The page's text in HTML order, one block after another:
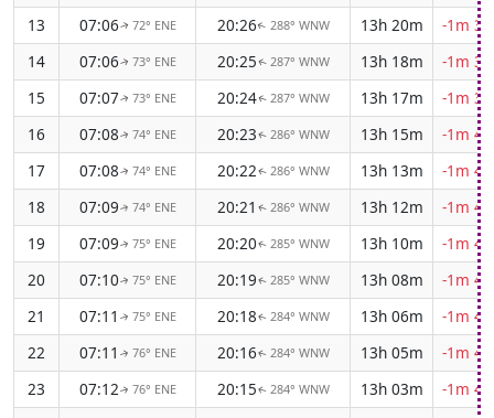
13
07:06↑ 72° ENE 20:26↑ 288° WNW 13h 20m
-1m
14
07:06↑ 73° ENE 20:25↑ 287° WNW 13h 18m
-1m
15
07:07↑ 73° ENE 20:24↑ 287° WNW 13h 17m
-1m
16
07:08↑ 74° ENE 20:23↑ 286° WNW 13h 15m
-1m
17
07:08↑ 74° ENE 20:22↑ 286° WNW 13h 13m
-1m
18
07:09↑ 74° ENE 20:21 ↑ 286° WNW 13h 12m
-1m
19
07:09↑ 75° ENE 20:20↑ 285° WNW 13h 10m
-1m
20
07:10↑ 75° ENE 20:19↑ 285° WNW 13h 08m
-1m
21
07:11 ↑ 75° ENE 20:18↑ 284° WNW 13h 06m
-1m
22
07:11 ↑ 76° ENE 20:16↑ 284° WNW 13h 05m
-1m
23
07:12↑ 76° ENE 20:15↑ 284° WNW 13h 03m
-1m